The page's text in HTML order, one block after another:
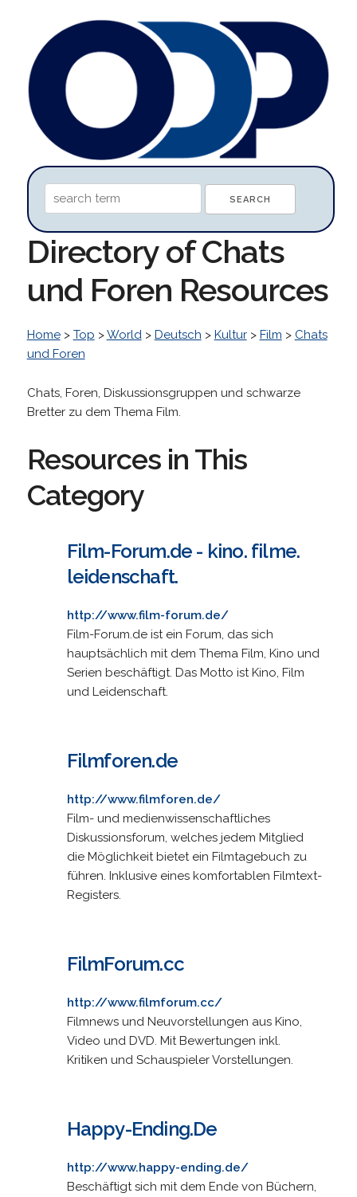
Directory of Chats
und Foren Resources
Home> Top >World> Deutsch > Kultur> Film > Chats
und Foren
Chats, Foren, Diskussionsgruppen und schwarze
Bretter zu dem Thema Film.
Resources in This
Category
Film-Forum.de - kino. filme.
leidenschaft.
http://www.film-forum.de/
Film-Forum.de ist ein Forum, das sich
hauptsächlich mit dem Thema Film, Kino und
Serien beschäftigt. Das Motto ist Kino, Film
und Leidenschaft.
Filmforen.de
http://www.filmforen.de/
Film- und medienwissenschaftliches
Diskussionsforum, welches jedem Mitglied
die Möglichkeit bietet ein Filmtagebuch zu
führen. Inklusive eines komfortablen Filmtext-
Registers.
FilmForum.cc
http://www.filmforum.cc/
Filmnews und Neuvorstellungen aus Kino,
Video und DVD. Mit Bewertungen inkl.
Kritiken und Schauspieler Vorstellungen.
Happy-Ending.De
http://www.happy-ending.de/
Beschäftigt sich mit dem Ende von Büchern,